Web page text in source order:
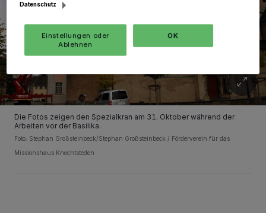
Die Fotos zeigen den Spezialkran am 31. Oktober während der
Arbeiten vor der Basilika.
Foto: Stephan Großsteinbeck/Stephan Großsteinbeck / Förderverein für das
Missionshaus Knechtsteden
Datenschutz
Einstellungen oder
Ablehnen
OK